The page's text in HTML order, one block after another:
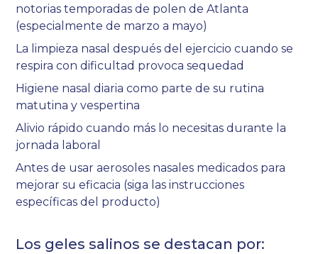
notorias temporadas de polen de Atlanta
(especialmente de marzo a mayo)
La limpieza nasal después del ejercicio cuando se
respira con dificultad provoca sequedad
Higiene nasal diaria como parte de su rutina
matutina y vespertina
Alivio rápido cuando más lo necesitas durante la
jornada laboral
Antes de usar aerosoles nasales medicados para
mejorar su eficacia (siga las instrucciones
específicas del producto)
Los geles salinos se destacan por: